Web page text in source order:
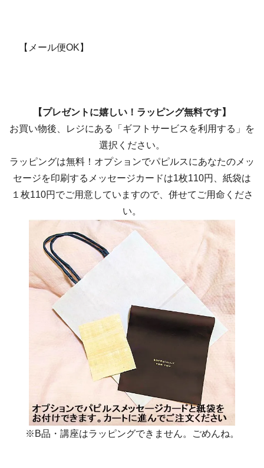
【メール便OK】
【プレゼントに嬉しい！ラッピング無料です】
お買い物後、レジにある「ギフトサービスを利用する」を
選択ください。
ラッピングは無料！オプションでパピルスにあなたのメッ
セージを印刷するメッセージカードは1枚110円、紙袋は
１枚110円でご用意していますので、併せてご用命くださ
い。
※B品・講座はラッピングできません。ごめんね。